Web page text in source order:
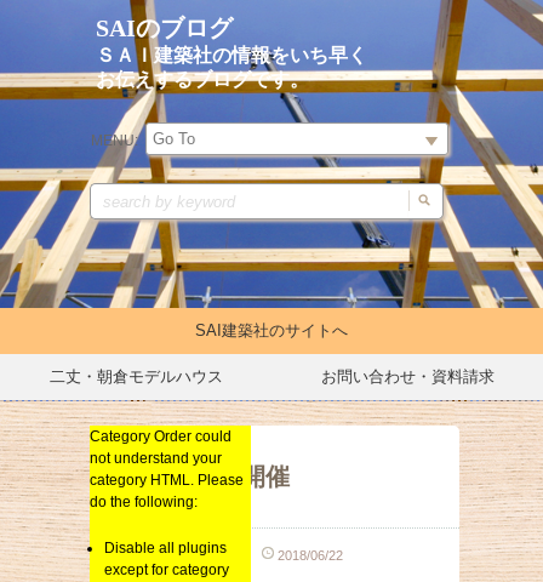
SAIのブログ
ＳＡＩ建築社の情報をいち早く
お伝えするブログです。
MENU:
SAI建築社のサイトへ
二丈・朝倉モデルハウス お問い合わせ・資料請求
もちまき開催
sai_kenchiku
2018/06/22
Category Order could
not understand your
category HTML. Please
do the following:
Disable all plugins
except for category
イベントキャンペーン
リノベーション
新築
総合